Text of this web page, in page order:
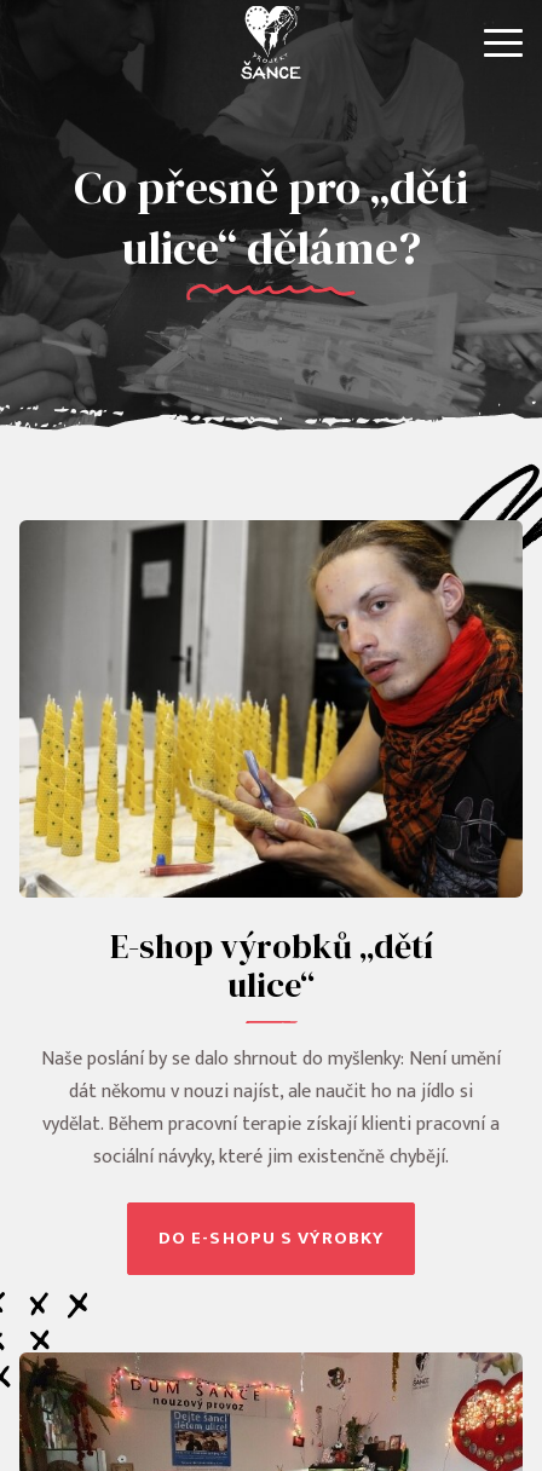
O NÁS
NOVINKY
KONTAKTY
E-SHOP
Co přesně pro „děti
ulice“ děláme?
E-shop výrobků „dětí
ulice“
Naše poslání by se dalo shrnout do myšlenky: Není umění
dát někomu v nouzi najíst, ale naučit ho na jídlo si
vydělat. Během pracovní terapie získají klienti pracovní a
sociální návyky, které jim existenčně chybějí.
DO E-SHOPU S VÝROBKY